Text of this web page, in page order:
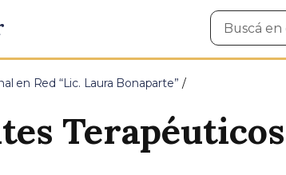
Buscar
en
en Red “Lic. Laura Bonaparte”